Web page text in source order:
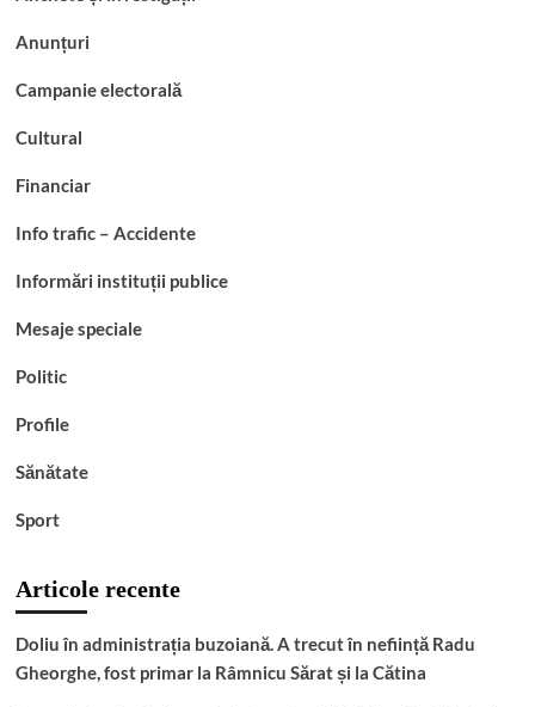
Anunțuri
Campanie electorală
Cultural
Financiar
Info trafic – Accidente
Informări instituții publice
Mesaje speciale
Politic
Profile
Sănătate
Sport
Articole recente
Doliu în administrația buzoiană. A trecut în neființă Radu
Gheorghe, fost primar la Râmnicu Sărat și la Cătina